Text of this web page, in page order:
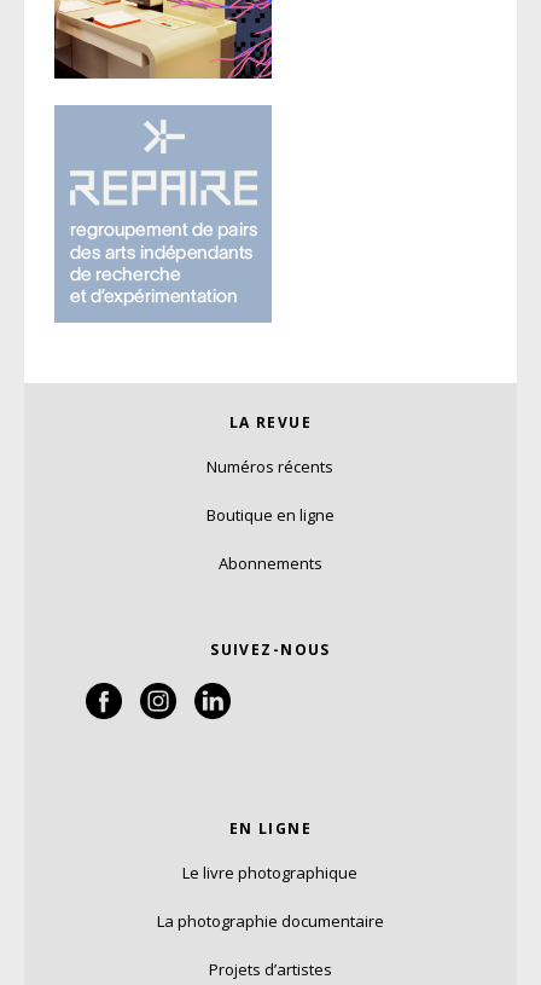
LA REVUE
Numéros récents
Boutique en ligne
Abonnements
SUIVEZ-NOUS
EN LIGNE
Le livre photographique
La photographie documentaire
Projets d’artistes